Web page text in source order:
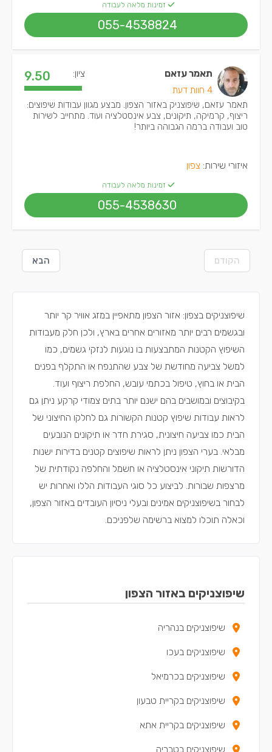
זמינות מלאה לעבודה
055-4538824
תאמר עזאם
4 חוות דעת
ציון: 9.50
תאמר עזאם, שיפוצניק באזור הצפון. מבצע מגוון עבודות שיפוצים:
ריצוף, קרמיקה, תיקונים, צבע אינסטלציה ועוד. מתחייב לשירות
טוב ועבודה ברמה הגבוהה ביותר!
איזורי שירות: צפון
זמינות מלאה לעבודה
055-4538630
הקודם הבא
שיפוצניקים בצפון: אזור הצפון מתאפיין במזג אוויר קר יותר
ובגשמים רבים יותר מאזורים אחרים בארץ, ולכן חלק מעבודות
השיפוץ הקטנות המתבצעות בו נוגעות לנזקי גשמים, כמו
למשל צביעה מחודשת של צבע שהתנפח או התקלף בפנים
הבית או בחוץ, טיפול בכתמי עובש, החלפת ריצוף ועוד.
בקיבוצים ובמושבים בהם ישנם יותר בתים צמודי קרקע ניתן גם
לראות עבודות שיפוץ קטנות הקשורות גם לחלקו החיצוני של
הבית כמו צביעה חיצונית, סגירת חדר או תיקונים הנובעים
מבלאי. בערי הצפון ניתן לראות שיפוצים קטנים בדירות ישנות
הדורשות תיקוני אינסטלציה או חשמל והחלפה נקודתית של
מרצפות שבורות. לביצוע כל סוגי העבודות הללו ואחרות יש
לבחור בשיפוצניקים אמינים ובעלי ניסיון העובדים באזור הצפון,
וכאלה תוכלו למצוא ברשימה שלפניכם.
שיפוצניקים באזור הצפון
שיפוצניקים בנהריה
שיפוצניקים בעכו
שיפוצניקים בכרמיאל
שיפוצניקים בקריית טבעון
שיפוצניקים בקריית אתא
שיפוצניקים בטבריה